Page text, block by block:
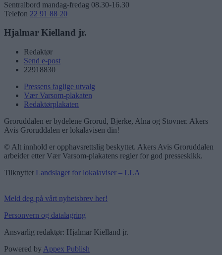
Sentralbord mandag-fredag 08.30-16.30
Telefon 22 91 88 20
Hjalmar Kielland jr.
Redaktør
Send e-post
22918830
Pressens faglige utvalg
Vær Varsom-plakaten
Redaktørplakaten
Groruddalen er bydelene Grorud, Bjerke, Alna og Stovner. Akers
Avis Groruddalen er lokalavisen din!
© Alt innhold er opphavsrettslig beskyttet. Akers Avis Groruddalen
arbeider etter Vær Varsom-plakatens regler for god presseskikk.
Tilknyttet Landslaget for lokalaviser – LLA
Meld deg på vårt nyhetsbrev her!
Personvern og datalagring
Ansvarlig redaktør: Hjalmar Kielland jr.
Powered by Appex Publish